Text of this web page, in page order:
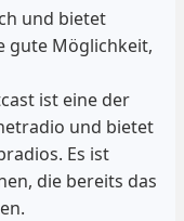
und bietet
gute Möglichkeit,
ist eine der
und bietet
Es ist
die bereits das